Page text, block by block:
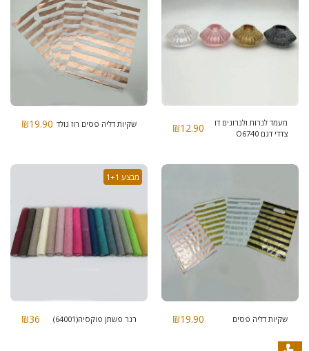
מעמד לנרות ולנרונים דו
צדדי דגם O6740
₪12.90 שקיות דליה פסים רוז גולד ₪19.90
שקיות דליה פסים ₪19.90
מבצע 1+1
רנר פשתן פוקסיה(64001) ₪36